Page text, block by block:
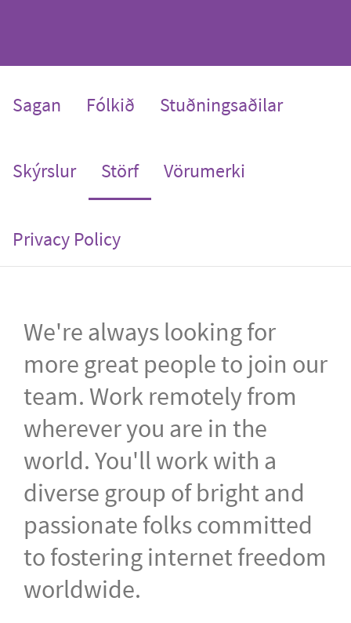
Sagan Fólkið Stuðningsaðilar
Skýrslur Störf(current)
Vörumerki
Privacy Policy
We're always looking for
more great people to join our
team. Work remotely from
wherever you are in the
world. You'll work with a
diverse group of bright and
passionate folks committed
to fostering internet freedom
worldwide.